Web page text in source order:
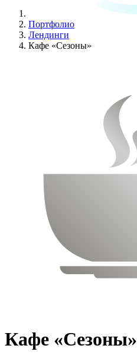
Портфолио
Лендинги
Кафе «Сезоны»
Кафе «Сезоны»